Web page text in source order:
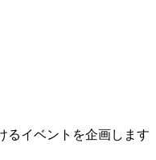
るイベントを企画します